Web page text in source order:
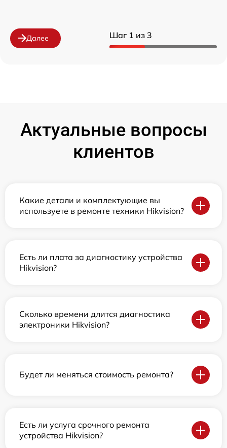
Шаг 1 из 3
Далее
Актуальные вопросы
клиентов
Какие детали и комплектующие вы
используете в ремонте техники Hikvision?
Есть ли плата за диагностику устройства
Hikvision?
Сколько времени длится диагностика
электроники Hikvision?
Будет ли меняться стоимость ремонта?
Есть ли услуга срочного ремонта
устройства Hikvision?